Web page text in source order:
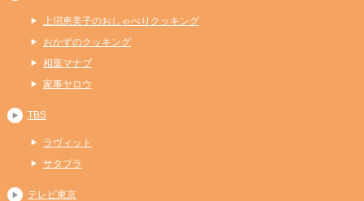
上沼恵美子のおしゃべりクッキング
おかずのクッキング
相葉マナブ
家事ヤロウ
TBS
ラヴィット
サタプラ
テレビ東京